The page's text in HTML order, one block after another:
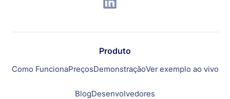
Produto
Como FuncionaPreçosDemonstraçãoVer exemplo ao vivo
BlogDesenvolvedores